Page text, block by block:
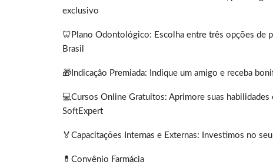
exclusivo
🦷Plano Odontológico: Escolha entre três opções de
Brasil
🎁Indicação Premiada: Indique um amigo e receba
💻Cursos Online Gratuitos: Aprimore suas
SoftExpert
🏅Capacitações Internas e Externas: Investimos no
💊Convênio Farmácia